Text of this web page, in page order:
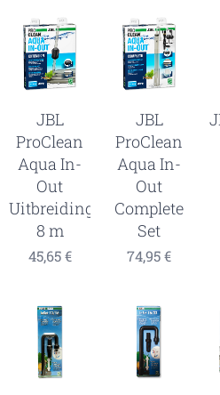
JBL
ProClean
Aqua In-
Out
Uitbreidingsset
8 m
45,65€
JBL
ProClean
Aqua In-
Out
Complete
Set
74,95€